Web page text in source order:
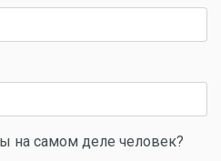
на самом деле человек?